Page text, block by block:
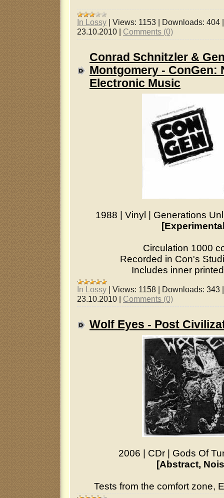
In Lossy Views: 1153 Downloads: 404
23.10.2010
Comments (0)
Conrad Schnitzler &
Montgomery - ConGen:
Electronic Music
1988 Vinyl
Generations
Circulation 1000
Recorded in Con's
Includes inner
In Lossy Views: 1158 Downloads: 343
23.10.2010
Comments (0)
Wolf Eyes - Post
2006 CDr
Gods Of
[Abstract,
Tests from the comfort zone,